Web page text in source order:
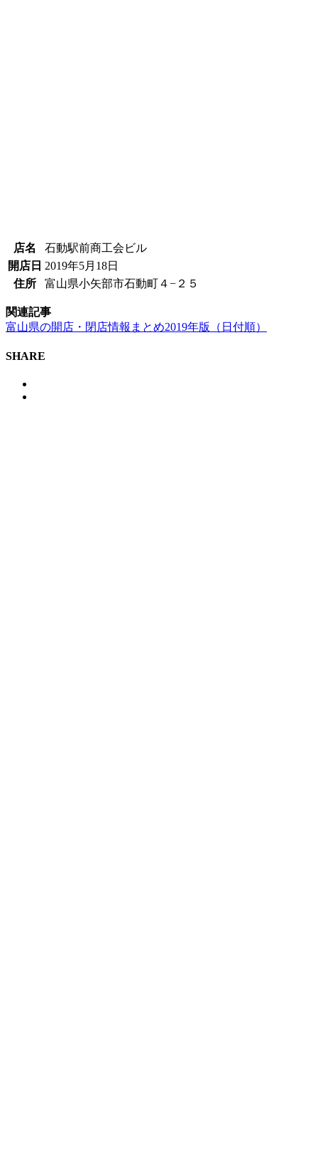
店名
石動駅前商工会ビル
開店日 2019年5月18日
住所
富山県小矢部市石動町４−２５
関連記事
富山県の開店・閉店情報まとめ2019年版（日付順）
SHARE